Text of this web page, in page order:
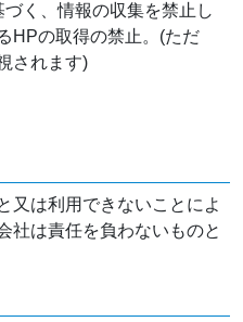
く、情報の収集を禁止し
HPの取得の禁止。(ただ
されます)
又は利用できないことによ
社は責任を負わないものと